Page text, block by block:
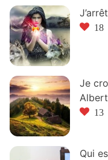
18
Je
13
Qui